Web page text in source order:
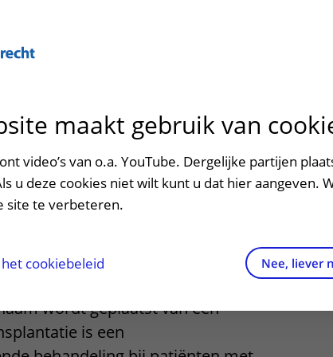
patiëntportaal
het ziekenhuis
en voorzieningen
en veiligheid
Contact en route
Contactgegevens
Contact met polikliniek
Verwijzers
Teleconsult
is een operatie waarbij de nier van
wordt geplaatst van een
is een
maakt gebruik van
video’s van o.a. YouTube. Dergelijke partijen
u deze cookies niet wilt kunt u dat hier aangeven.
site te verbeteren.
cookiebeleid Nee, liever